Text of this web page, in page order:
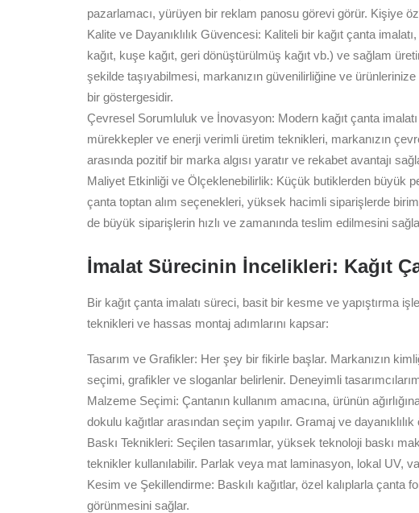
pazarlamacı, yürüyen bir reklam panosu görevi görür. Kişiye
Kalite ve Dayanıklılık Güvencesi: Kaliteli bir kağıt çanta
kağıt, kuşe kağıt, geri dönüştürülmüş kağıt vb.) ve sağlam
şekilde taşıyabilmesi, markanızın güvenilirliğine ve
bir göstergesidir.
Çevresel Sorumluluk ve İnovasyon: Modern kağıt çanta
mürekkepler ve enerji verimli üretim teknikleri, markanızın
arasında pozitif bir marka algısı yaratır ve rekabet avantajı
Maliyet Etkinliği ve Ölçeklenebilirlik: Küçük butiklerden büyük
çanta toptan alım seçenekleri, yüksek hacimli siparişlerde
de büyük siparişlerin hızlı ve zamanında teslim edilmesini
İmalat Sürecinin İncelikleri: Kağıt
Bir kağıt çanta imalatı süreci, basit bir kesme ve yapıştırma
teknikleri ve hassas montaj adımlarını kapsar:
Tasarım ve Grafikler: Her şey bir fikirle başlar. Markanızın
seçimi, grafikler ve sloganlar belirlenir. Deneyimli
Malzeme Seçimi: Çantanın kullanım amacına, ürünün
dokulu kağıtlar arasından seçim yapılır. Gramaj ve
Baskı Teknikleri: Seçilen tasarımlar, yüksek teknoloji baskı
teknikler kullanılabilir. Parlak veya mat laminasyon, lokal UV,
Kesim ve Şekillendirme: Baskılı kağıtlar, özel kalıplarla
görünmesini sağlar.